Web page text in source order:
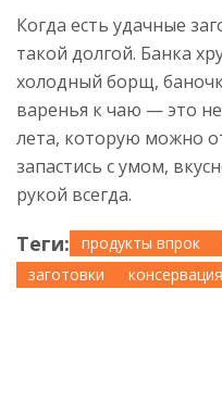
Когда есть удачные
такой долгой. Банка
холодный борщ,
варенья к чаю — это
лета, которую можно
запастись с умом,
рукой всегда.
Теги: продукты впрок
заготовки
консервация